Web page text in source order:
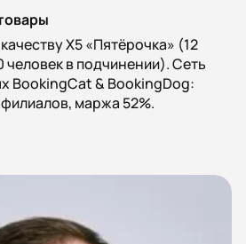
X5 «Пятёрочка» (12
человек в подчинении). Сеть
BookingCat & BookingDog:
маржа 52%.